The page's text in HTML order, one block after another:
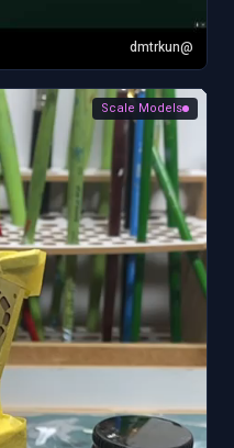
@dmtrkun
Scale Models